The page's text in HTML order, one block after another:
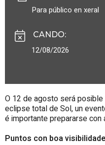
Para público en xeral
CANDO:
12/08/2026
O 12 de agosto será posible
eclipse total de Sol, un
é importante prepararse con
Puntos con boa visibilidade